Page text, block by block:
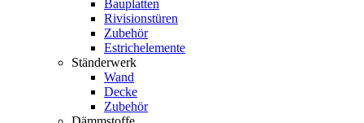
Bauplatten
Rivisionstüren
Zubehör
Estrichelemente
Ständerwerk
Wand
Decke
Zubehör